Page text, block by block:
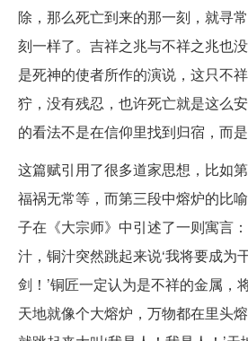
除，那么死亡到来的那一刻，就寻
刻一样了。吉祥之兆与不祥之兆也
是死神的使者所作的演说，这只不
狞，没有残忍，也许死亡就是这么
的看法不是在信仰里找到归宿，而
这篇赋引用了很多道家思想，比如第
福祸无常等，而第三段中熔炉的比
子在《大宗师》中引述了一则寓言
汁，铜汁突然跳起来说‘我将要成为
剑！’铜匠一定认为是不祥的金属，
天地就像个大熔炉，万物都在里头